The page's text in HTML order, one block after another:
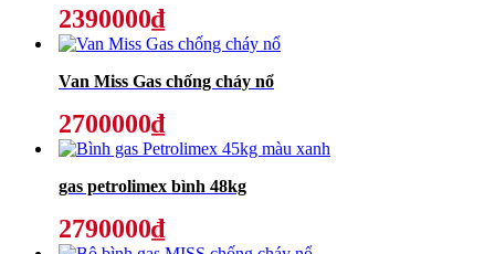
2390000₫
Van Miss Gas chống cháy nổ
2700000₫
gas petrolimex bình 48kg
2790000₫